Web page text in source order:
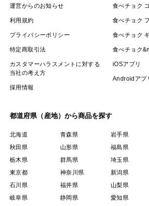
運営からのお知らせ
利用規約
プライバシーポリシー
特定商取引法
カスタマーハラスメントに対する
当社の考え方
採用情報
食べチョク
食べチョク
食べチョク
食べチョク
iOSアプリ
Androidアプ
都道府県（産地）から商品を探す
北海道 青森県 岩手県
秋田県
山形県 福島県
栃木県
群馬県 埼玉県
東京都
神奈川県 新潟県
石川県
福井県 山梨県
岐阜県
静岡県 愛知県